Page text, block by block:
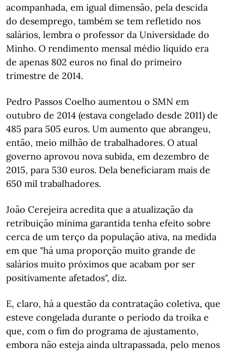
acompanhada, em igual dimensão, pela descida
do desemprego, também se tem refletido nos
salários, lembra o professor da Universidade do
Minho. O rendimento mensal médio líquido era
de apenas 802 euros no final do primeiro
trimestre de 2014.
Pedro Passos Coelho aumentou o SMN em
outubro de 2014 (estava congelado desde 2011) de
485 para 505 euros. Um aumento que abrangeu,
então, meio milhão de trabalhadores. O atual
governo aprovou nova subida, em dezembro de
2015, para 530 euros. Dela beneficiaram mais de
650 mil trabalhadores.
João Cerejeira acredita que a atualização da
retribuição mínima garantida tenha efeito sobre
cerca de um terço da população ativa, na medida
em que "há uma proporção muito grande de
salários muito próximos que acabam por ser
positivamente afetados", diz.
E, claro, há a questão da contratação coletiva, que
esteve congelada durante o período da troika e
que, com o fim do programa de ajustamento,
embora não esteja ainda ultrapassada, pelo menos